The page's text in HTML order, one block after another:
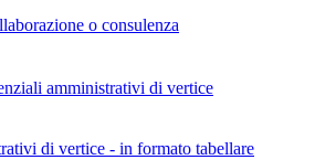
o consulenza
amministrativi di vertice
di vertice - in formato tabellare